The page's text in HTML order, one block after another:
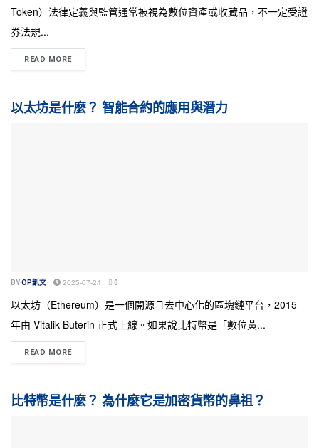
Token）法律定義與監管通常被視為數位資產或收藏品，不一定受證
券法規...
READ MORE
以太坊是什麼？ 智能合約的應用與潛力
BYOP凱文 2025-07-24 0
以太坊（Ethereum）是一個開源且去中心化的區塊鏈平台，2015
年由 Vitalik Buterin 正式上線。如果說比特幣是「數位黃...
READ MORE
比特幣是什麼？ 為什麼它是加密貨幣的鼻祖？